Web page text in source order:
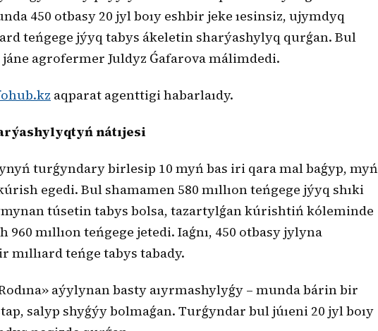
450 otbasy 20 jyl boıy eshbir jeke ıesinsiz, ujymdyq
teńgege jýyq tabys ákeletin sharýashylyq qurǵan. Bul
agrofermer Juldyz Ǵafarova málimdedi.
aqparat agenttigi habarlaıdy.
nátıjesi
turǵyndary birlesip 10 myń bas iri qara mal baǵyp, myń
egedi. Bul shamamen 580 mıllıon teńgege jýyq shıki
túsetin tabys bolsa, tazartylǵan kúrishtiń kóleminde
960 mıllıon teńgege jetedi. Iaǵnı, 450 otbasy jylyna
mıllıard teńge tabys tabady.
aýylynan basty aıyrmashylyǵy – munda bárin bir
salyp shyǵýy bolmaǵan. Turǵyndar bul júıeni 20 jyl boıy